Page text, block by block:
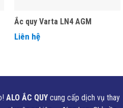
Ắc quy Varta LN4 AGM
Liên hệ
ALO ẮC QUY cung cấp dịch vụ thay